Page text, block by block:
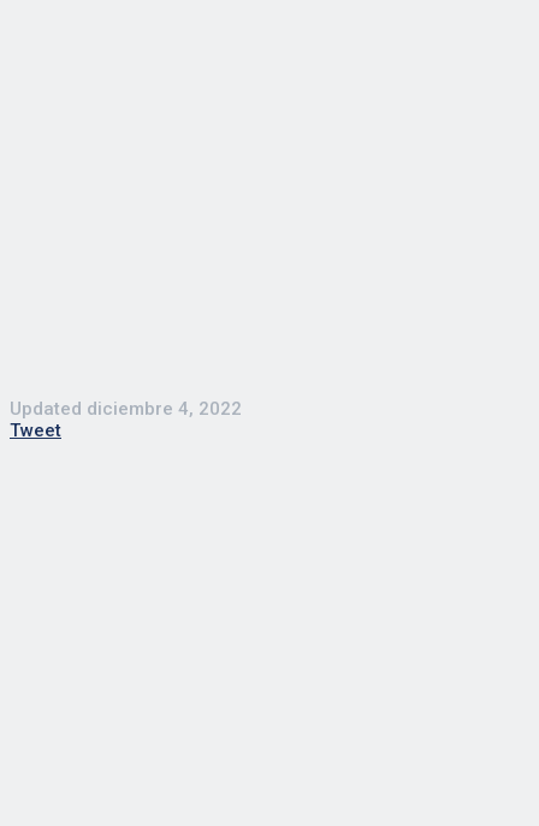
Updated diciembre 4, 2022
Tweet